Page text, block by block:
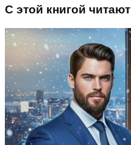
С этой книгой читают